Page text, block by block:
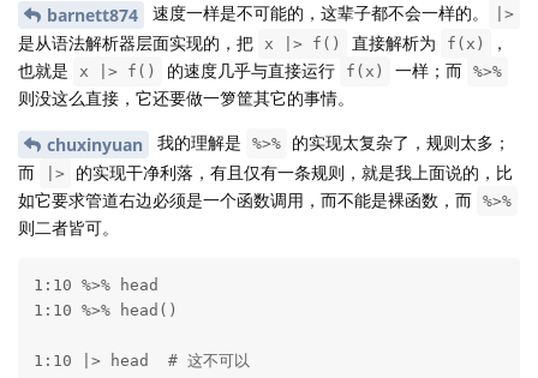
barnett874 速度一样是不可能的，这辈子都不会一样的。 |>
是从语法解析器层面实现的，把 x |> f() 直接解析为 f(x)
，
也就是
x |> f() 的速度几乎与直接运行 f(x) 一样；而 %>%
则没这么直接，它还要做一箩筐其它的事情。
chuxinyuan 我的理解是 %>%
的实现太复杂了，规则太多；
而
|>
的实现干净利落，有且仅有一条规则，就是我上面说的，比
如它要求管道右边必须是一个函数调用，而不能是裸函数，而 %>%
则二者皆可。
1:10 %>% head
1:10 %>% head()
1:10 |> head  # 这不可以